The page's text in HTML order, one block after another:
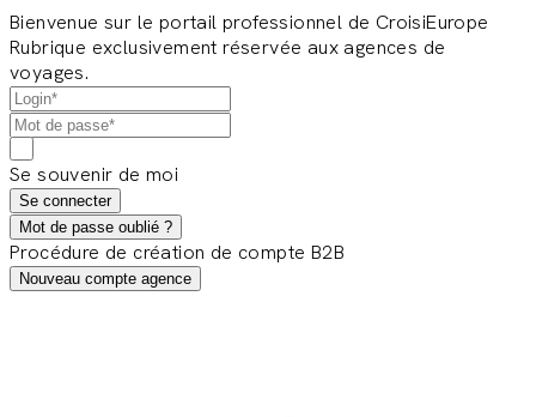
Bienvenue sur le portail professionnel de CroisiEurope
Rubrique exclusivement réservée aux agences de
voyages.
Se souvenir de moi
Se connecter
Mot de passe oublié ?
Procédure de création de compte B2B
Nouveau compte agence